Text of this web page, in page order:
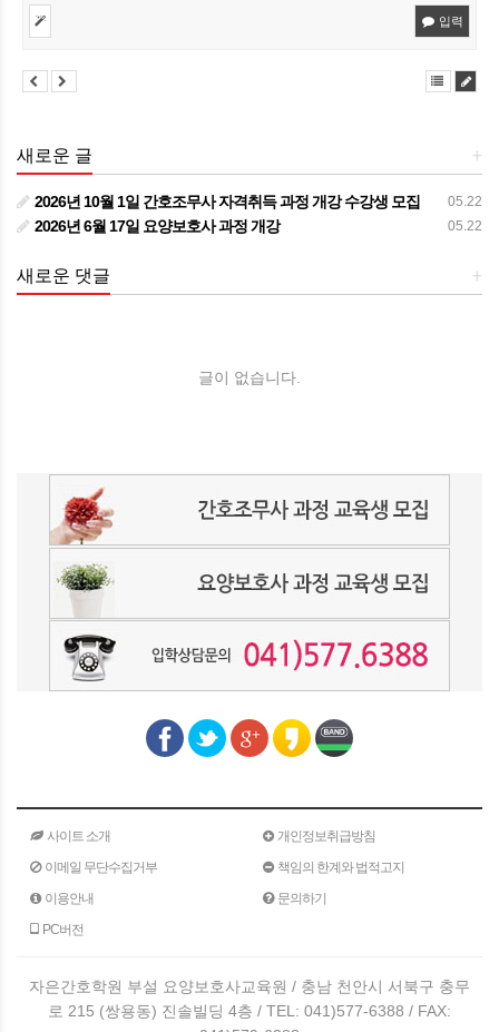
입력
+
새로운 글
05.22
2026년 10월 1일 간호조무사 자격취득 과정 개강 수강생 모집
05.22
2026년 6월 17일 요양보호사 과정 개강
+
새로운 댓글
글이 없습니다.
사이트 소개
개인정보취급방침
이메일 무단수집거부
책임의 한계와 법적고지
이용안내
문의하기
PC버전
자은간호학원 부설 요양보호사교육원 / 충남 천안시 서북구 충무
로 215 (쌍용동) 진솔빌딩 4층 / TEL: 041)577-6388 / FAX: